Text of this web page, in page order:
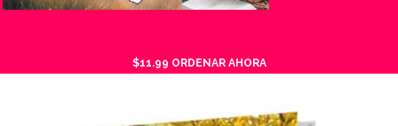
$11.99 ORDENAR AHORA